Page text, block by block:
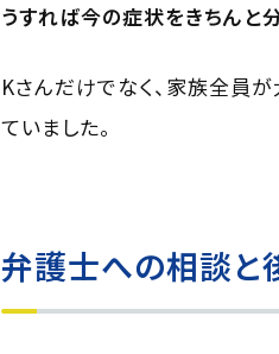
うすれば今の症状をきちんと
Kさんだけでなく、家族全員
ていました。
弁護士への相談